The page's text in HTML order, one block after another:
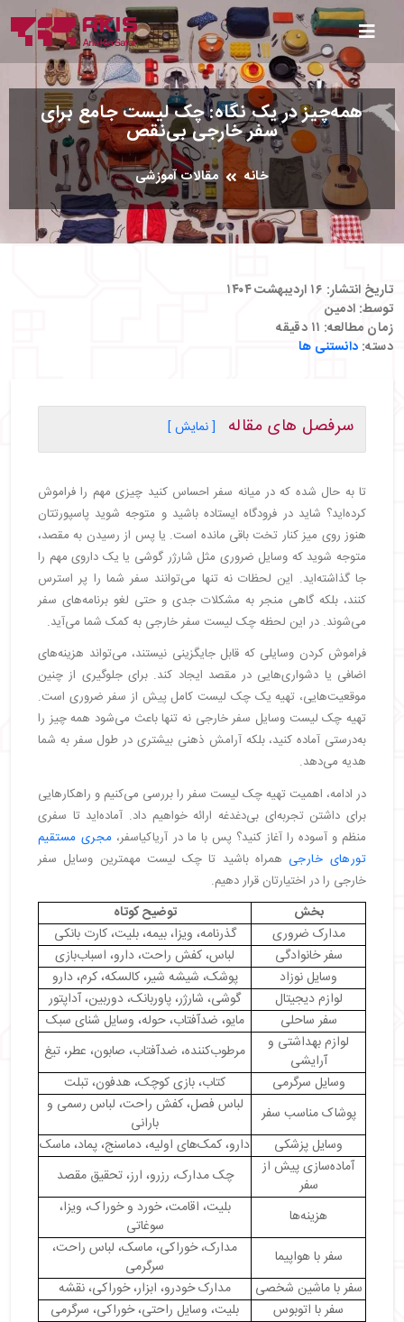
همه‌چیز در یک نگاه: چک ‌لیست جامع برای
سفر خارجی بی‌نقص
خانه مقالات آموزشی
تاریخ انتشار: ۱۶ اردیبهشت ۱۴۰۴
توسط: ادمین
زمان مطالعه: ۱۱ دقیقه
دسته: دانستنی ها
سرفصل های مقاله
[ نمایش ]
・اهمیت تهیه چک لیست سفرهای خارجی
・ لوازم مورد نیاز برای سفر خانوادگی به خارج
・
لوازم مورد نیاز برای نوزادان در سفر به خارج
・ لوازم الکترونیکی لازم برای سفرهای خارجی
・لوازم مورد نیاز برای سفرهای ساحلی
・ لوازم آرایشی و بهداشتی مورد نیاز برای سفرهای
خارجی
・
لوازم سرگرمی و تفریحی مورد نیاز برای سفرهای خارجی
・لباس و پوشاک لازم برای سفر خارجی
・ لوازم پزشکی لازم برای سفرهای خارجی
・نکات لازم برای قبل از سفر خارجی
・هزینه لازم برای سفر خارجی
・چک لیست سفر خارجی با هواپیما
・ چک لیست سفر خارجی با ماشین شخصی
・ چک لیست سفر خارجی با اتوبوس
・ نتیجه گیری
تا به حال شده که در میانه سفر احساس کنید چیزی مهم را فراموش
کرده‌اید؟ شاید در فرودگاه ایستاده باشید و متوجه شوید پاسپورتتان
هنوز روی میز کنار تخت باقی مانده است. یا پس از رسیدن به مقصد،
متوجه شوید که وسایل ضروری مثل شارژر گوشی یا یک داروی مهم را
جا گذاشته‌اید. این لحظات نه تنها می‌توانند سفر شما را پر استرس
کنند، بلکه گاهی منجر به مشکلات جدی و حتی لغو برنامه‌های سفر
می‌شوند. در این لحظه چک لیست سفر خارجی به کمک شما می‌آید.
فراموش کردن وسایلی که قابل جایگزینی نیستند، می‌تواند هزینه‌های
اضافی یا دشواری‌هایی در مقصد ایجاد کند. برای جلوگیری از چنین
موقعیت‌هایی، تهیه یک چک ‌لیست کامل پیش از سفر ضروری است.
تهیه چک لیست وسایل سفر خارجی نه تنها باعث می‌شود همه چیز را
به‌درستی آماده کنید، بلکه آرامش ذهنی بیشتری در طول سفر به شما
هدیه می‌دهد.
در ادامه، اهمیت تهیه چک ‌لیست سفر را بررسی می‌کنیم و راهکارهایی
برای داشتن تجربه‌ای بی‌دغدغه ارائه خواهیم داد. آماده‌اید تا سفری
منظم و آسوده را آغاز کنید؟ پس با ما در آریاکیاسفر، مجری مستقیم
تورهای خارجی همراه باشید تا چک لیست مهمترین وسایل سفر
خارجی را در اختیارتان قرار دهیم.
بخش
توضیح کوتاه
مدارک ضروری
گذرنامه، ویزا، بیمه، بلیت، کارت بانکی
سفر خانوادگی
لباس، کفش راحت، دارو، اسباب‌بازی
وسایل نوزاد
پوشک، شیشه شیر، کالسکه، کرم، دارو
لوازم دیجیتال
گوشی، شارژر، پاوربانک، دوربین، آداپتور
سفر ساحلی
مایو، ضدآفتاب، حوله، وسایل شنای سبک
لوازم بهداشتی و
آرایشی
مرطوب‌کننده، ضدآفتاب، صابون، عطر، تیغ
وسایل سرگرمی
کتاب، بازی کوچک، هدفون، تبلت
پوشاک مناسب سفر
لباس فصل، کفش راحت، لباس رسمی و
بارانی
وسایل پزشکی
دارو، کمک‌های اولیه، دماسنج، پماد، ماسک
آماده‌سازی پیش از
سفر
چک مدارک، رزرو، ارز، تحقیق مقصد
هزینه‌ها
بلیت، اقامت، خورد و خوراک، ویزا،
سوغاتی
سفر با هواپیما
مدارک، خوراکی، ماسک، لباس راحت،
سرگرمی
سفر با ماشین شخصی
مدارک خودرو، ابزار، خوراکی، نقشه
سفر با اتوبوس
بلیت، وسایل راحتی، خوراکی، سرگرمی